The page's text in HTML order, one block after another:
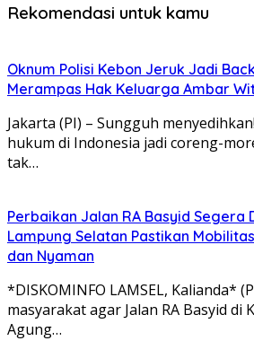
Rekomendasi untuk kamu
Oknum Polisi Kebon Jeruk Jadi
Merampas Hak Keluarga Ambar
Jakarta (PI) – Sungguh
hukum di Indonesia jadi coreng-
tak…
Perbaikan Jalan RA Basyid Segera
Lampung Selatan Pastikan
dan Nyaman
*DISKOMINFO LAMSEL, Kalianda*
masyarakat agar Jalan RA Basyid di
Agung…